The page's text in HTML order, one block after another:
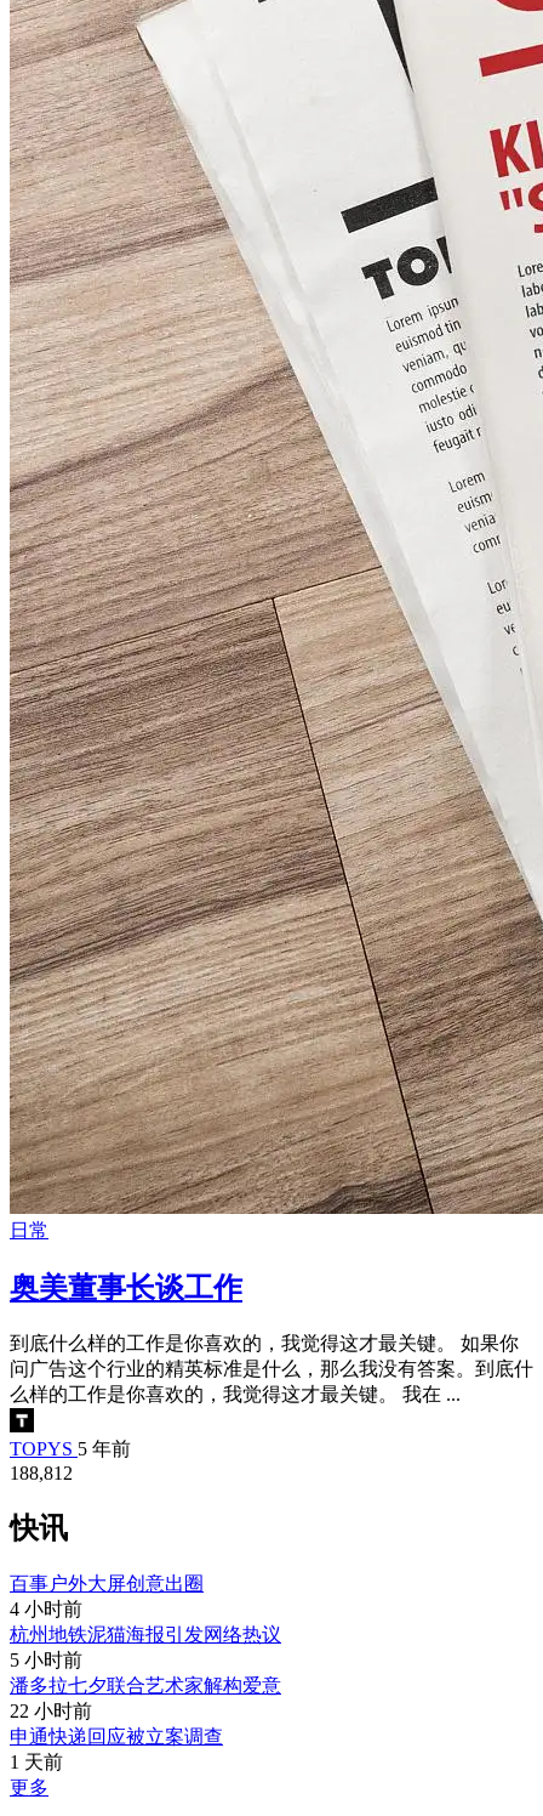
日常
奥美董事长谈工作
到底什么样的工作是你喜欢的，我觉得这才最关键。 如果你
问广告这个行业的精英标准是什么，那么我没有答案。到底什
么样的工作是你喜欢的，我觉得这才最关键。 我在 ...
TOPYS 5 年前
188,812
快讯
百事户外大屏创意出圈
4 小时前
杭州地铁泥猫海报引发网络热议
5 小时前
潘多拉七夕联合艺术家解构爱意
22 小时前
申通快递回应被立案调查
1 天前
更多